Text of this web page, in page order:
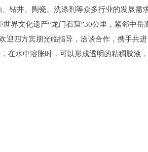
井、陶瓷、洗涤剂等众多行业的发展需
文化遗产“龙门石窟”30公里，紧邻中岳
四方宾朋光临指导，洽谈合作，携手共进
水中溶胀时，可以形成透明的粘稠胶液